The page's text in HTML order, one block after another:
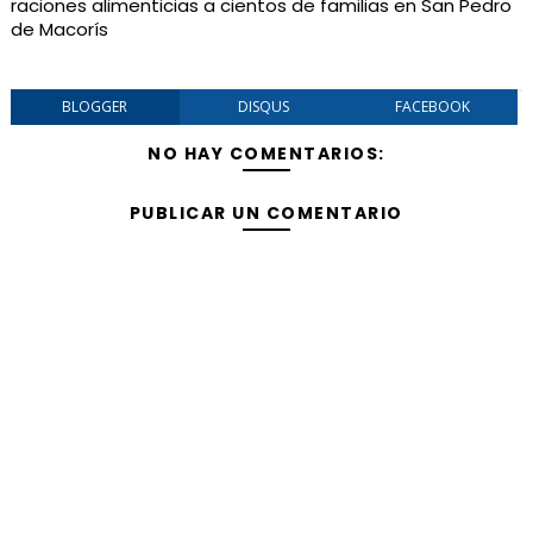
raciones alimenticias a cientos de familias en San Pedro
de Macorís
BLOGGER DISQUS FACEBOOK
NO HAY COMENTARIOS:
PUBLICAR UN COMENTARIO